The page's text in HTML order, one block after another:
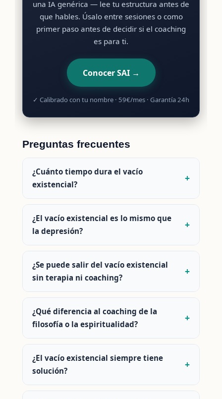
una IA genérica — lee tu estructura antes de
que hables. Úsalo entre sesiones o como
primer paso antes de decidir si el coaching
es para ti.
Conocer SAI →
✓ Calibrado con tu nombre · 59€/mes · Garantía 24h
Preguntas frecuentes
¿Cuánto tiempo dura el vacío
existencial?
¿El vacío existencial es lo mismo que
la depresión?
¿Se puede salir del vacío existencial
sin terapia ni coaching?
¿Qué diferencia al coaching de la
filosofía o la espiritualidad?
¿El vacío existencial siempre tiene
solución?